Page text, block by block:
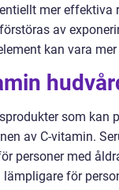
mer effektiva
av
kan vara
som kan
av C-vitamin.
personer med
för